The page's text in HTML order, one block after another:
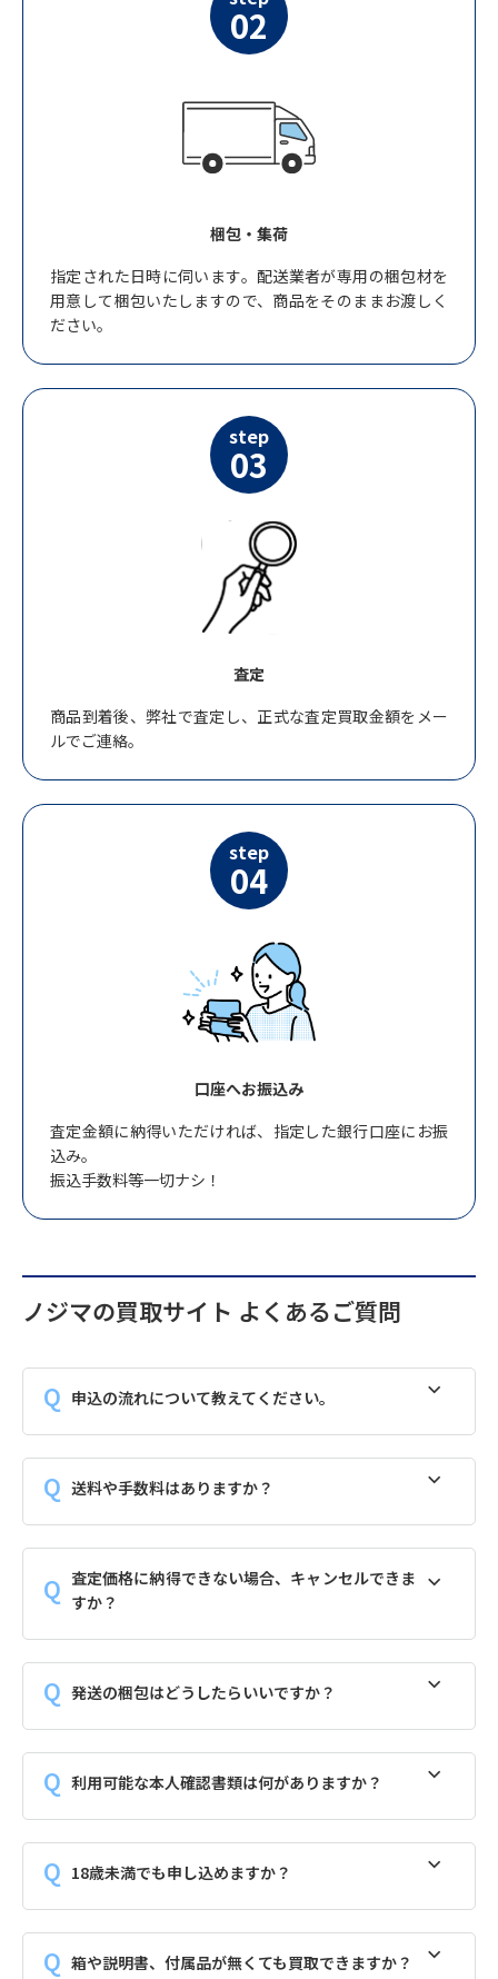
02
梱包・集荷
指定された日時に伺います。配送業者が専用の梱包材を
用意して梱包いたしますので、商品をそのままお渡しく
ださい。
step
03
査定
商品到着後、弊社で査定し、正式な査定買取金額をメー
ルでご連絡。
step
04
口座へお振込み
査定金額に納得いただければ、指定した銀行口座にお振
込み。
振込手数料等一切ナシ！
ノジマの買取サイト よくあるご質問
申込の流れについて教えてください。
送料や手数料はありますか？
査定価格に納得できない場合、キャンセルできま
すか？
発送の梱包はどうしたらいいですか？
利用可能な本人確認書類は何がありますか？
18歳未満でも申し込めますか？
箱や説明書、付属品が無くても買取できますか？